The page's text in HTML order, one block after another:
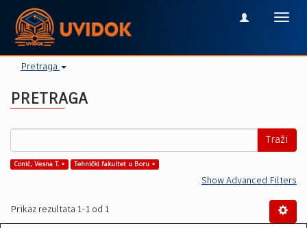
Pretraga
PRETRAGA
Traži
Conić, Vesna T. × Tehnički fakultet u Boru ×
Show Advanced Filters
Prikaz rezultata 1-1 od 1